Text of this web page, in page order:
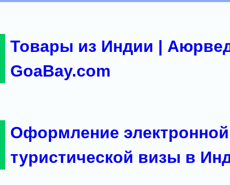
Товары из Индии |
GoaBay.com
Оформление электронной
туристической визы в